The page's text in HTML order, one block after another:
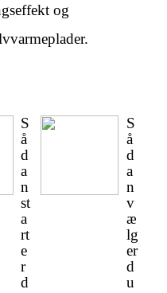
og
S
å
d
a
n
st
a
rt
e
r
d
S
å
d
a
n
v
æ
lg
er
d
u